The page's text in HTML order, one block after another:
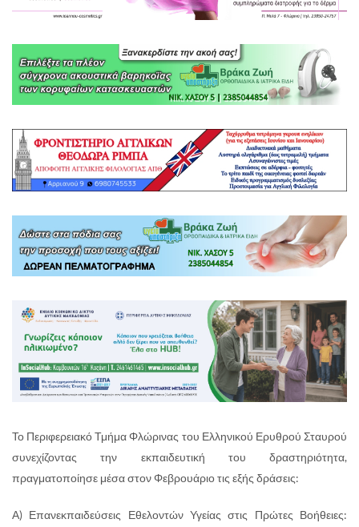
Το Περιφερειακό Τμήμα Φλώρινας του Ελληνικού Ερυθρού Σταυρού
συνεχίζοντας την εκπαιδευτική του δραστηριότητα,
πραγματοποίησε μέσα στον Φεβρουάριο τις εξής δράσεις:
Α) Επανεκπαιδεύσεις Εθελοντών Υγείας στις Πρώτες Βοήθειες: